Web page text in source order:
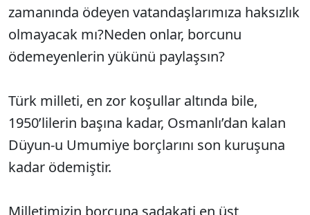
zamanında ödeyen vatandaşlarımıza haksızlık
olmayacak mı?Neden onlar, borcunu
ödemeyenlerin yükünü paylaşsın?
Türk milleti, en zor koşullar altında bile,
1950’lilerin başına kadar, Osmanlı’dan kalan
Düyun-u Umumiye borçlarını son kuruşuna
kadar ödemiştir.
Milletimizin borcuna sadakati en üst